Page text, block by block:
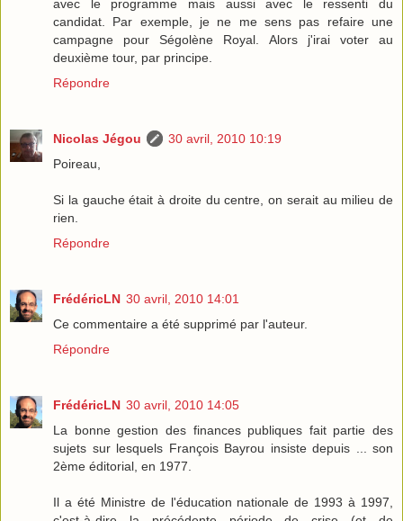
avec le programme mais aussi avec le ressenti du
candidat. Par exemple, je ne me sens pas refaire une
campagne pour Ségolène Royal. Alors j'irai voter au
deuxième tour, par principe.
Répondre
Nicolas Jégou
30 avril, 2010 10:19
Poireau,
Si la gauche était à droite du centre, on serait au milieu de
rien.
Répondre
FrédéricLN 30 avril, 2010 14:01
Ce commentaire a été supprimé par l'auteur.
Répondre
FrédéricLN 30 avril, 2010 14:05
La bonne gestion des finances publiques fait partie des
sujets sur lesquels François Bayrou insiste depuis ... son
2ème éditorial, en 1977.
Il a été Ministre de l'éducation nationale de 1993 à 1997,